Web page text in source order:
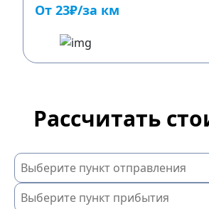
От 23₽/за км
Рассчитать